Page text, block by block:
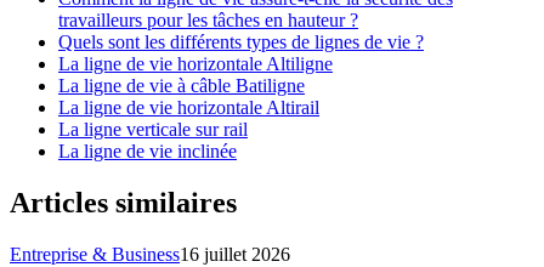
travailleurs pour les tâches en hauteur ?
Quels sont les différents types de lignes de vie ?
La ligne de vie horizontale Altiligne
La ligne de vie à câble Batiligne
La ligne de vie horizontale Altirail
La ligne verticale sur rail
La ligne de vie inclinée
Articles similaires
Entreprise & Business16 juillet 2026